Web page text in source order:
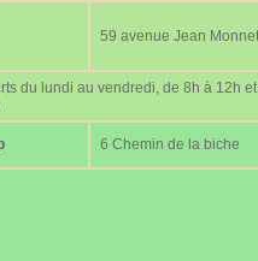
59 avenue Jean Monnet
du lundi au vendredi, de 8h à 12h
6 Chemin de la biche